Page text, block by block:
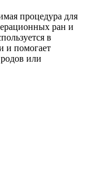
процедура для
ран и
в
и помогает
или